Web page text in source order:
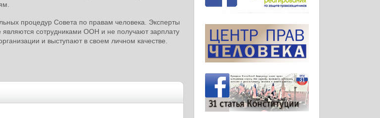
процедур Совета по правам человека. Эксперты
сотрудниками ООН и не получают зарплату
и выступают в своем личном качестве.